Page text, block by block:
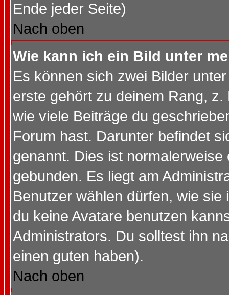
Ende jeder Seite)
Nach oben
Wie kann ich ein Bild unter
Es können sich zwei Bilder
erste gehört zu deinem Rang,
wie viele Beiträge du
Forum hast. Darunter befindet
genannt. Dies ist
gebunden. Es liegt am
Benutzer wählen dürfen, wie
du keine Avatare benutzen
Administrators. Du solltest ihn
einen guten haben).
Nach oben